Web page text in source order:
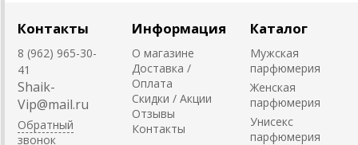
Контакты
8 (962) 965-30-
41
Shaik-
Vip@mail.ru
Обратный
звонок
Информация
О магазине
Доставка /
Оплата
Скидки / Акции
Отзывы
Контакты
Каталог
Мужская
парфюмерия
Женская
парфюмерия
Унисекс
парфюмерия